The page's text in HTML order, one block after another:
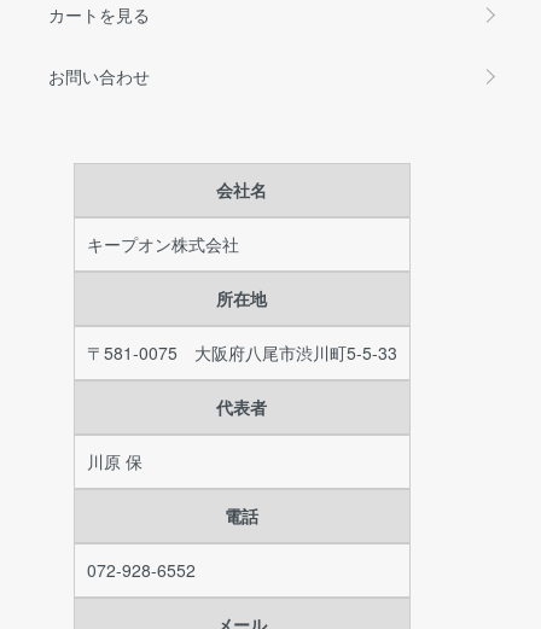
カートを見る
お問い合わせ
会社名
キープオン株式会社
所在地
〒581-0075 大阪府八尾市渋川町5-5-33
代表者
川原 保
電話
072-928-6552
メール